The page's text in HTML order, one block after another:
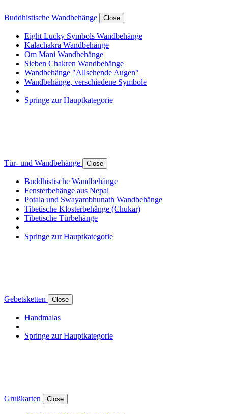
Buddhistische Wandbehänge Close
Eight Lucky Symbols Wandbehänge
Kalachakra Wandbehänge
Om Mani Wandbehänge
Sieben Chakren Wandbehänge
Wandbehänge "Allsehende Augen"
Wandbehänge, verschiedene Symbole
Springe zur Hauptkategorie
Tür- und Wandbehänge Close
Buddhistische Wandbehänge
Fensterbehänge aus Nepal
Potala und Swayambhunath Wandbehänge
Tibetische Klosterbehänge (Chukar)
Tibetische Türbehänge
Springe zur Hauptkategorie
Gebetsketten Close
Handmalas
Springe zur Hauptkategorie
Grußkarten Close